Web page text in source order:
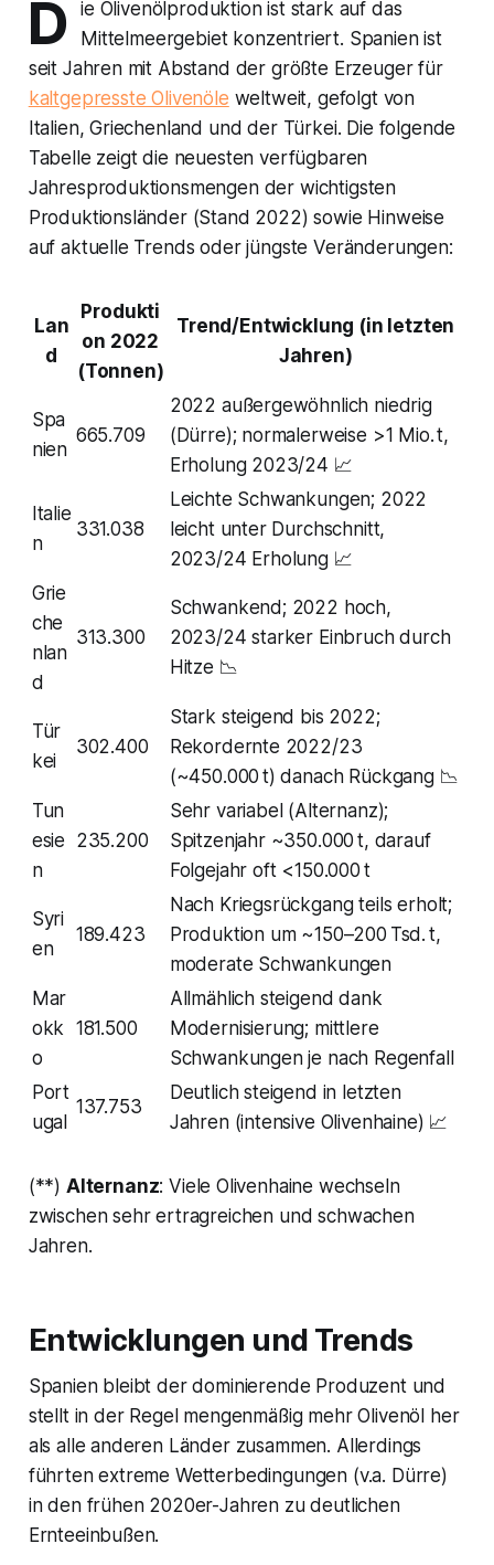
D
ie Olivenölproduktion ist stark auf das
Mittelmeergebiet konzentriert. Spanien ist
seit Jahren mit Abstand der größte Erzeuger für
kaltgepresste Olivenöle weltweit, gefolgt von
Italien, Griechenland und der Türkei​. Die folgende
Tabelle zeigt die neuesten verfügbaren
Jahresproduktionsmengen der wichtigsten
Produktionsländer (Stand 2022) sowie Hinweise
auf aktuelle Trends oder jüngste Veränderungen:
Lan
d
Produkti
on 2022
(Tonnen)
Trend/Entwicklung (in letzten
Jahren)
Spa
nien
665.709
2022 außergewöhnlich niedrig
(Dürre); normalerweise >1 Mio. t,
Erholung 2023/24 📈
Italie
n
331.038
Leichte Schwankungen; 2022
leicht unter Durchschnitt,
2023/24 Erholung 📈
Grie
che
nlan
d
313.300
Schwankend; 2022 hoch,
2023/24 starker Einbruch durch
Hitze 📉
Tür
kei
302.400
Stark steigend bis 2022;
Rekordernte 2022/23
(~450.000 t) danach Rückgang 📉
Tun
esie
n
235.200
Sehr variabel (Alternanz);
Spitzenjahr ~350.000 t, darauf
Folgejahr oft <150.000 t
Syri
en
189.423
Nach Kriegsrückgang teils erholt;
Produktion um ~150–200 Tsd. t,
moderate Schwankungen
Mar
okk
o
181.500
Allmählich steigend dank
Modernisierung; mittlere
Schwankungen je nach Regenfall
Port
ugal
137.753
Deutlich steigend in letzten
Jahren (intensive Olivenhaine) 📈
(**) Alternanz: Viele Olivenhaine wechseln
zwischen sehr ertragreichen und schwachen
Jahren.
Entwicklungen und Trends
Spanien bleibt der dominierende Produzent und
stellt in der Regel mengenmäßig mehr Olivenöl her
als alle anderen Länder zusammen. Allerdings
führten extreme Wetterbedingungen (v.a. Dürre)
in den frühen 2020er-Jahren zu deutlichen
Ernteeinbußen​.